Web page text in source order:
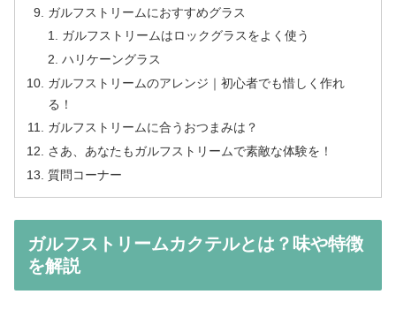
ガルフストリームにおすすめグラス
ガルフストリームはロックグラスをよく使う
ハリケーングラス
ガルフストリームのアレンジ｜初心者でも惜しく作れ
る！
ガルフストリームに合うおつまみは？
さあ、あなたもガルフストリームで素敵な体験を！
質問コーナー
ガルフストリームカクテルとは？味や特徴
を解説